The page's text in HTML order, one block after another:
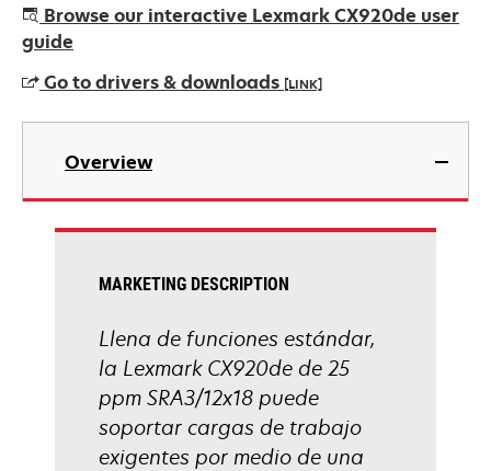
opens
in
new
tab
Browse our interactive Lexmark CX920de user
guide
Go to drivers & downloads [LINK]
opens
new
Overview
MARKETING DESCRIPTION
Llena de funciones estándar,
la Lexmark CX920de de 25
ppm SRA3/12x18 puede
soportar cargas de trabajo
exigentes por medio de una